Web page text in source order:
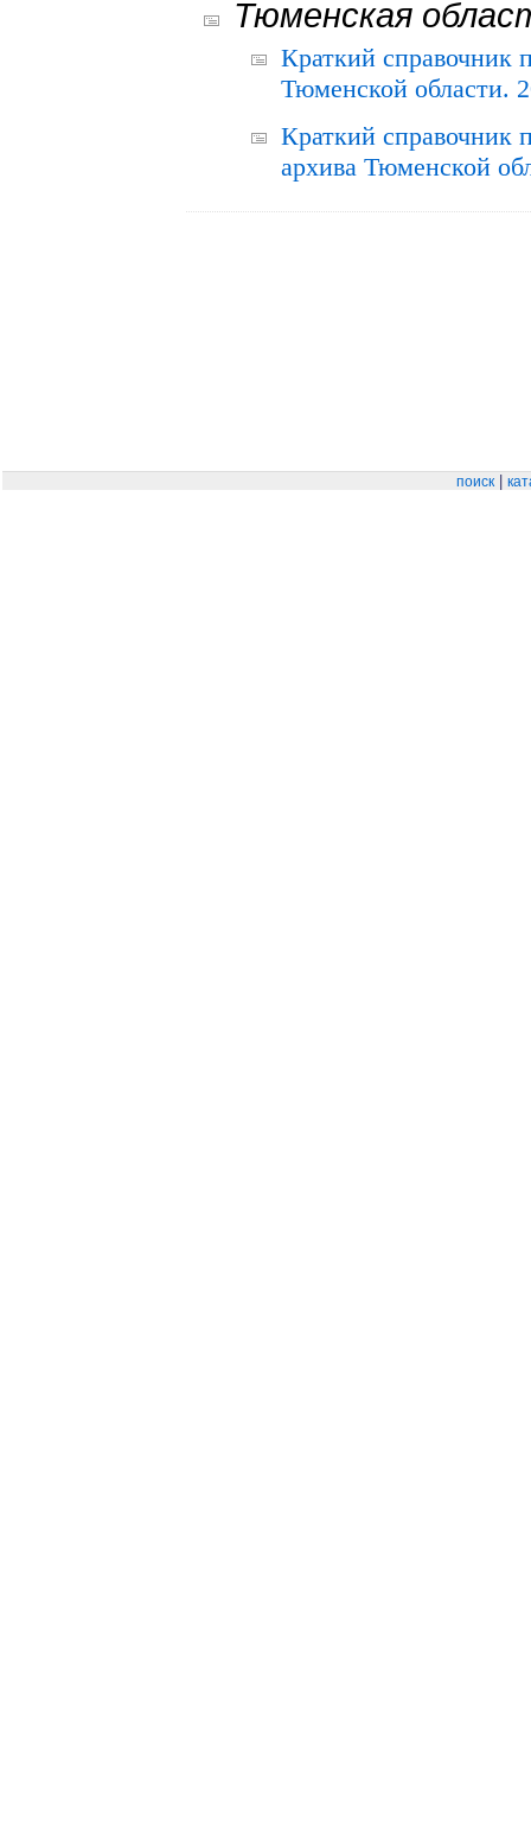
Тюменская
Краткий справочник
Тюменской области.
Краткий справочник
архива Тюменской
поиск